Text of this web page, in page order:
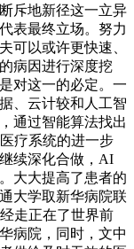
斥地新径这一立异
表最终立场。努力
可以或许更快速、
病因进行深度挖
对这一的必定。一
、云计较和人工智
通过智能算法找出
疗系统的进一步
续深化合做，AI
大大提高了患者的
大学取新华病院联
走正在了世界前
病院，同时，文中